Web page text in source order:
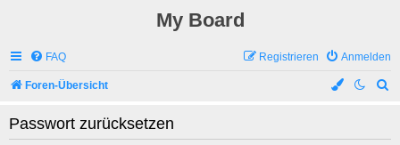
My Board
FAQ Anmelden
Registrieren
Foren-Übersicht
Passwort zurücksetzen